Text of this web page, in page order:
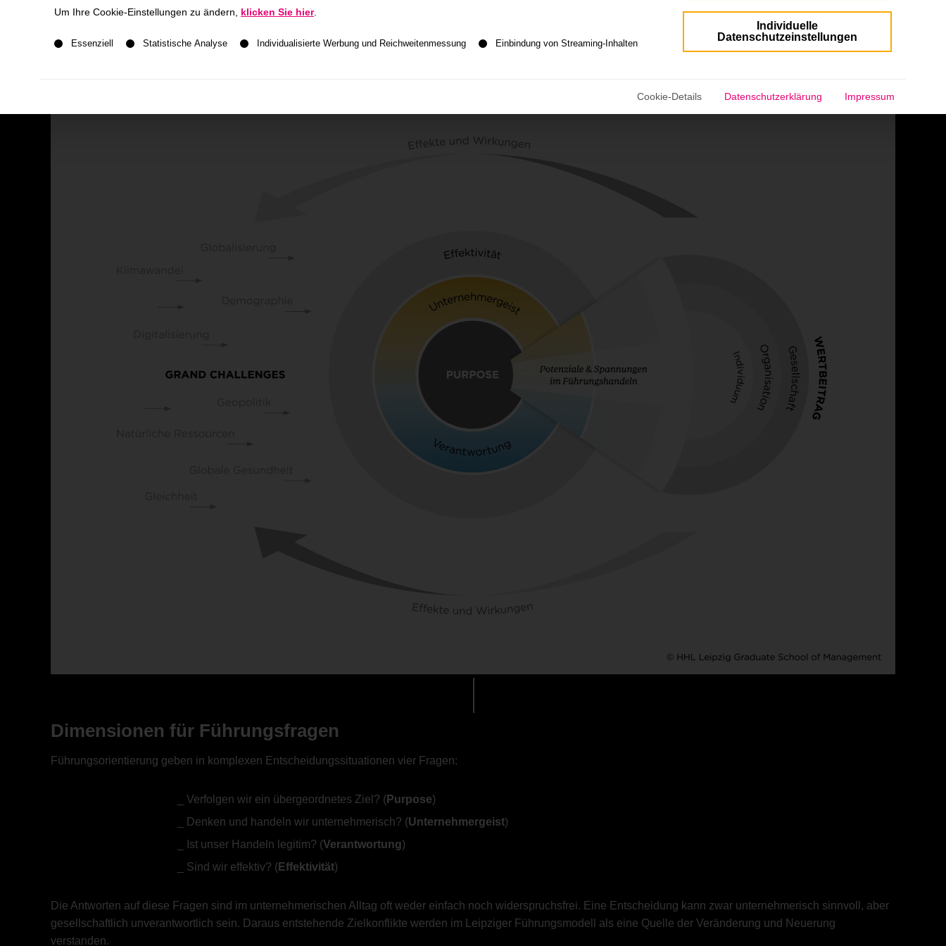
Dimensionen für Führungsfragen
Führungsorientierung geben in komplexen Entscheidungssituationen vier Fragen:
Verfolgen wir ein übergeordnetes Ziel? (Purpose)
Denken und handeln wir unternehmerisch? (Unternehmergeist)
Ist unser Handeln legitim? (Verantwortung)
Sind wir effektiv? (Effektivität)
Die Antworten auf diese Fragen sind im unternehmerischen Alltag oft weder einfach noch widerspruchsfrei. Eine Entscheidung kann zwar unternehmerisch sinnvoll, aber
gesellschaftlich unverantwortlich sein. Daraus entstehende Zielkonflikte werden im Leipziger Führungsmodell als eine Quelle der Veränderung und Neuerung
verstanden.
Um Ihre Cookie-Einstellungen zu ändern, klicken Sie hier.
Es folgt eine Liste der Service-Gruppen, für die eine Einwilligung erteilt werden kann. Die erste Service-Gruppe ist essenziell und kann nicht abgewählt werden.
Essenziell Statistische Analyse Individualisierte Werbung und Reichweitenmessung Einbindung von Streaming-Inhalten
Individuelle
Datenschutzeinstellungen
Cookie-Details Datenschutzerklärung Impressum